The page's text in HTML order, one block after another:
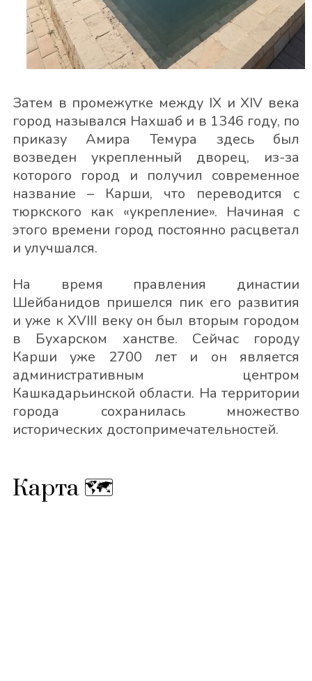
Затем в промежутке между IX и XIV века
город назывался Нахшаб и в 1346 году, по
приказу Амира Темура здесь был
возведен укрепленный дворец, из-за
которого город и получил современное
название – Карши, что переводится с
тюркского как «укрепление». Начиная с
этого времени город постоянно расцветал
и улучшался.
На время правления династии
Шейбанидов пришелся пик его развития
и уже к XVIII веку он был вторым городом
в Бухарском ханстве. Сейчас городу
Карши уже 2700 лет и он является
административным центром
Кашкадарьинской области. На территории
города сохранилась множество
исторических достопримечательностей.
Карта 🗺